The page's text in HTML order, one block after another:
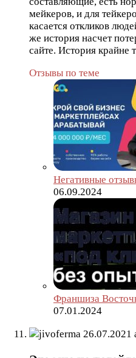
мейкеров, и для
касается откликов
же история насчет
сайте. История крайне
Отзывы по теме
Негативные
06.09.2024
Франшиза
07.01.2024
jivoferma 26.07.2021